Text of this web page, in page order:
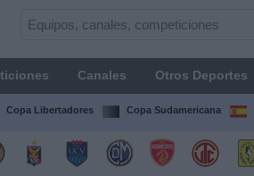
Canales Otros Deportes
Copa Libertadores Copa Sudamericana